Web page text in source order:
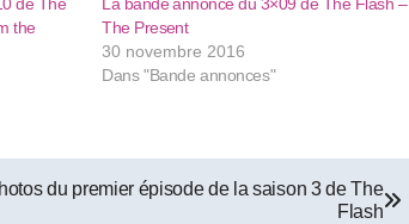
the
The Present
30 novembre 2016
Dans "Bande annonces"
du premier épisode de la saison 3 de The
Flash